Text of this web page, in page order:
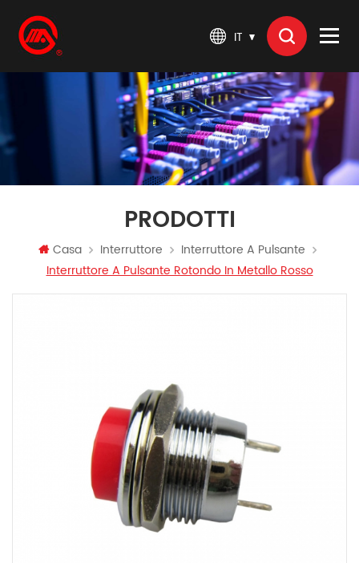
IT
PRODOTTI
Casa Interruttore
Interruttore A Pulsante
Interruttore A Pulsante Rotondo In Metallo Rosso